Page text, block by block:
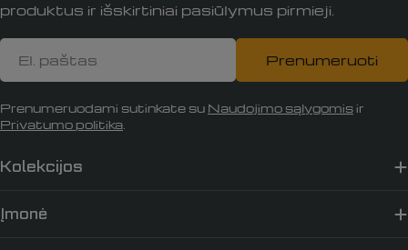
Kolekcijos
Įmonė
produktus ir išskirtiniai pasiūlymus pirmieji.
El.
paštas
Prenumeruoti
Prenumeruodami sutinkate su Naudojimo sąlygomisir
Privatumo politika